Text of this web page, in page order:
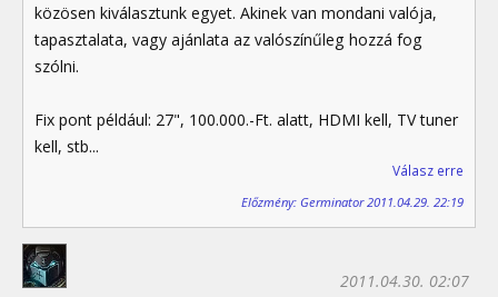
közösen kiválasztunk egyet. Akinek van mondani valója,
tapasztalata, vagy ajánlata az valószínűleg hozzá fog
szólni.
Fix pont például: 27", 100.000.-Ft. alatt, HDMI kell, TV tuner
kell, stb...
Válasz erre
Előzmény: Germinator 2011.04.29. 22:19
2011.04.30. 02:07